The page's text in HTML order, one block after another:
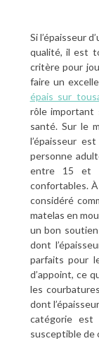
Si l’épaisseur
qualité, il est
critère pour
faire un
épais sur
rôle important
santé. Sur le
l’épaisseur
personne
entre 15 et
confortables.
considéré
matelas en
un bon
dont
parfaits pour
d’appoint, ce
les
dont
catégorie est
susceptible de